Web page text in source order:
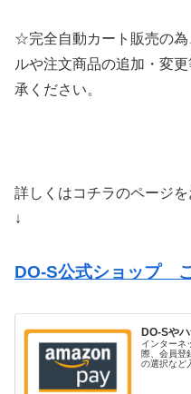
☆完全自動カート販売の
ルや注文商品の追加・変
承ください。
詳しくはコチラのページを
↓
DO-S公式ショップ
DO-Sや
インターネ
際、会員登
の選択など